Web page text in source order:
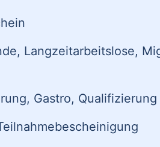
Langzeitarbeitslose,
Gastro, Qualifizierung